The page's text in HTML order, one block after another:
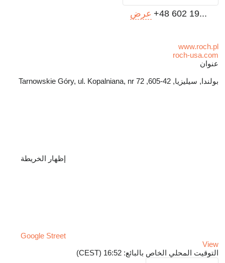
+48 602 19... عرض
www.roch.pl
roch-usa.com
عنوان
بولندا, سيليزيا, 42-605, Tarnowskie Góry, ul. Kopalniana, nr 72
إظهار الخريطة
Google Street
View
التوقيت المحلي الخاص بالبائع: 16:52 (CEST)